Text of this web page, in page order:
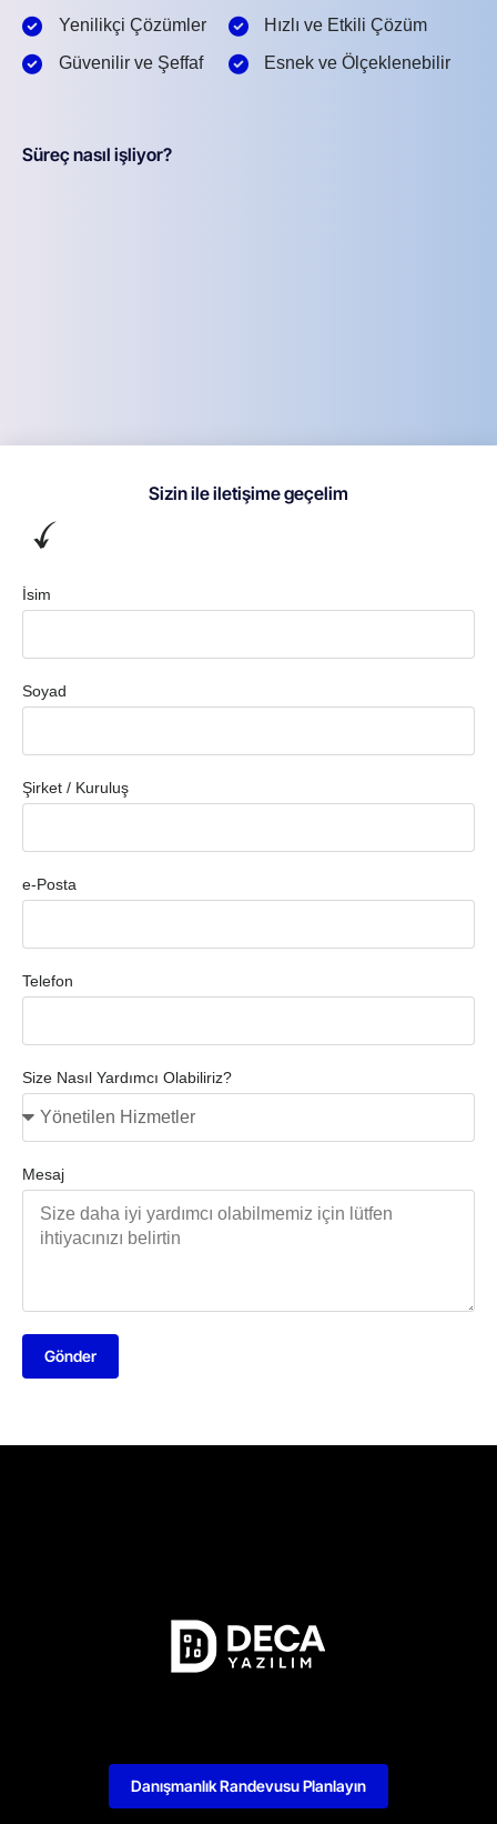
Yenilikçi Çözümler
Güvenilir ve Şeffaf
Hızlı ve Etkili Çözüm
Esnek ve Ölçeklenebilir
Süreç nasıl işliyor?
Sizin ile iletişime geçelim
İsim
Soyad
Şirket / Kuruluş
e-Posta
Telefon
Size Nasıl Yardımcı Olabiliriz?
Mesaj
Gönder
Danışmanlık Randevusu Planlayın